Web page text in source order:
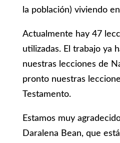
la población) viviendo
Actualmente hay 47
utilizadas. El trabajo ya
nuestras lecciones de
pronto nuestras
Testamento.
Estamos muy
Daralena Bean, que